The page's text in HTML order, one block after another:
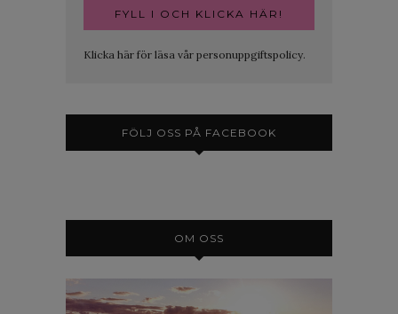
Klicka här för läsa vår personuppgiftspolicy.
FÖLJ OSS PÅ FACEBOOK
OM OSS